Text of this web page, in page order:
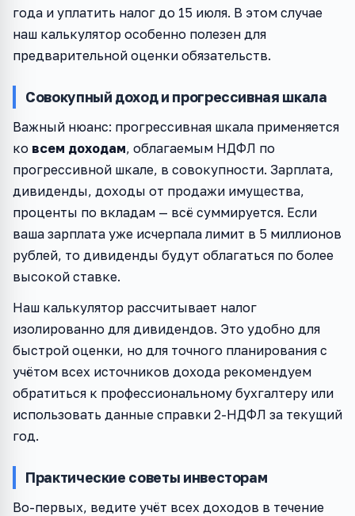
года и уплатить налог до 15 июля. В этом случае
наш калькулятор особенно полезен для
предварительной оценки обязательств.
Совокупный доход и прогрессивная шкала
Важный нюанс: прогрессивная шкала применяется
ко всем доходам, облагаемым НДФЛ по
прогрессивной шкале, в совокупности. Зарплата,
дивиденды, доходы от продажи имущества,
проценты по вкладам — всё суммируется. Если
ваша зарплата уже исчерпала лимит в 5 миллионов
рублей, то дивиденды будут облагаться по более
высокой ставке.
Наш калькулятор рассчитывает налог
изолированно для дивидендов. Это удобно для
быстрой оценки, но для точного планирования с
учётом всех источников дохода рекомендуем
обратиться к профессиональному бухгалтеру или
использовать данные справки 2-НДФЛ за текущий
год.
Практические советы инвесторам
Во-первых, ведите учёт всех доходов в течение